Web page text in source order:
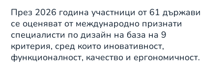
През 2026 година участници от 61 държави
се оценяват от международно признати
специалисти по дизайн на база на 9
критерия, сред които иновативност,
функционалност, качество и ергономичност.